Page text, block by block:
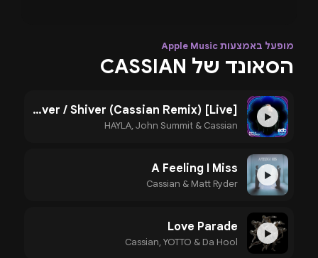
מופעל באמצעות Apple Music
הסאונד של CASSIAN
▶
Shiver / Shiver (Cassian Remix) [Live]
HAYLA, John Summit & Cassian
▶
A Feeling I Miss
Cassian & Matt Ryder
▶
Love Parade
Cassian, YOTTO & Da Hool